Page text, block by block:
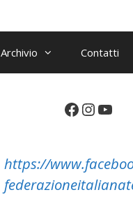
Archivio Contatti
Facebook
https://